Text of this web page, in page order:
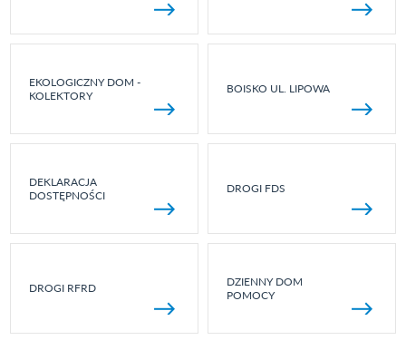
EKOLOGICZNY DOM -
KOLEKTORY
BOISKO UL. LIPOWA
DEKLARACJA
DOSTĘPNOŚCI
DROGI FDS
DROGI RFRD
DZIENNY DOM
POMOCY